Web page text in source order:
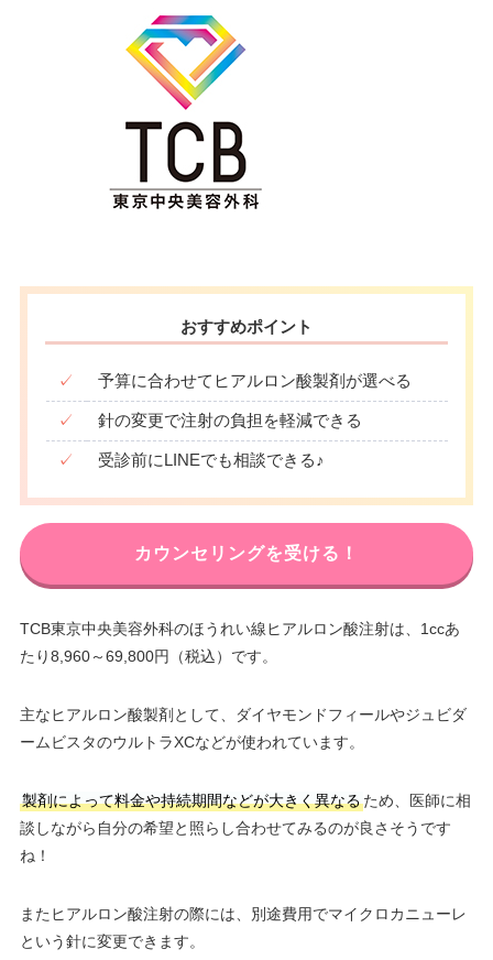
おすすめポイント
✓ 予算に合わせてヒアルロン酸製剤が選べる
✓ 針の変更で注射の負担を軽減できる
✓ 受診前にLINEでも相談できる♪
カウンセリングを受ける！
TCB東京中央美容外科のほうれい線ヒアルロン酸注射は、1ccあ
たり8,960～69,800円（税込）です。
主なヒアルロン酸製剤として、ダイヤモンドフィールやジュビダ
ームビスタのウルトラXCなどが使われています。
製剤によって料金や持続期間などが大きく異なるため、医師に相
談しながら自分の希望と照らし合わせてみるのが良さそうです
ね！
またヒアルロン酸注射の際には、別途費用でマイクロカニューレ
という針に変更できます。